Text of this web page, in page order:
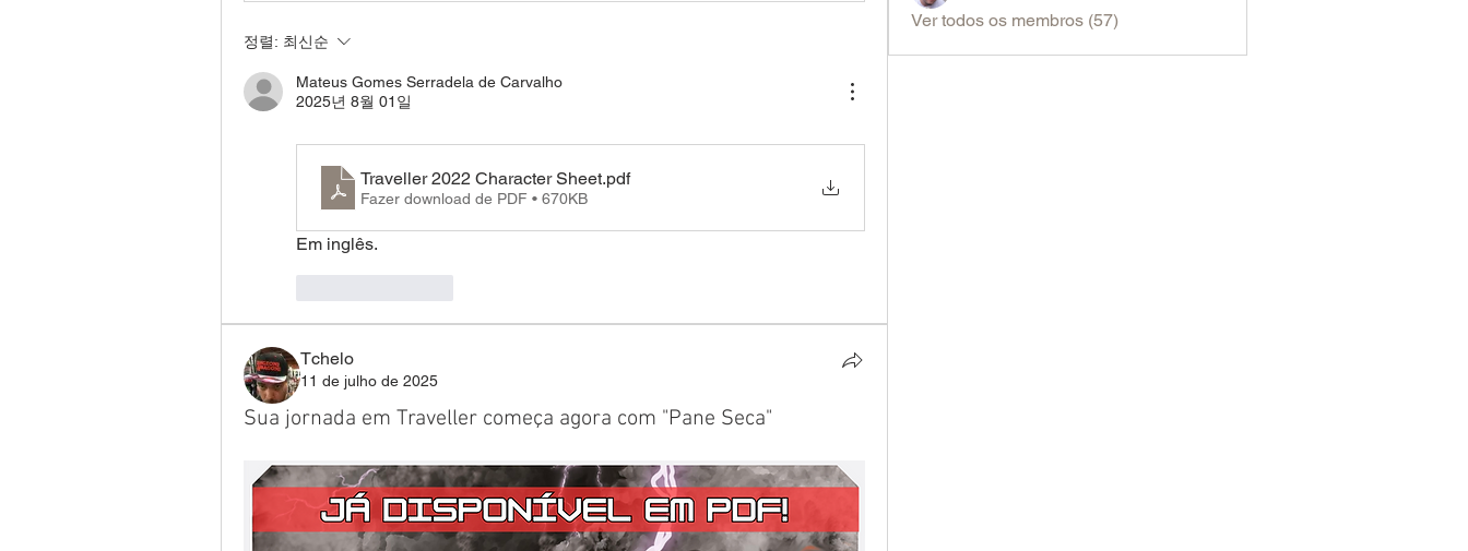
정렬: 최신순
Mateus Gomes Serradela de Carvalho
2025년 8월 01일
Traveller 2022 Character Sheet.pdf
Fazer download de PDF • 670KB
Em inglês.
Tchelo
11 de julho de 2025
Sua jornada em Traveller começa agora com "Pane Seca"
Ver todos os membros (57)